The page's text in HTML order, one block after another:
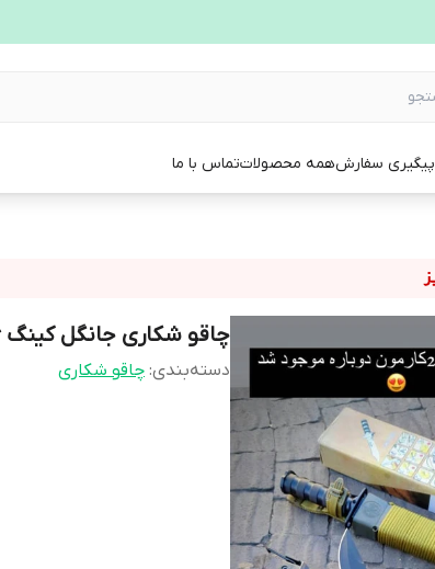
پیگیری سفارشهمه محصولاتتماس با ما
چاقو شکاری جانگل کینگ ۲۶ کاره معروف به پادشاه جنگل
دسته‌بندی: چاقو شکاری